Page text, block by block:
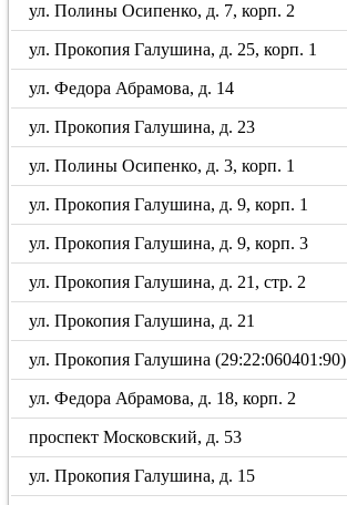
ул. Полины Осипенко, д. 7, корп. 2
ул. Прокопия Галушина, д. 25, корп. 1
ул. Федора Абрамова, д. 14
ул. Прокопия Галушина, д. 23
ул. Полины Осипенко, д. 3, корп. 1
ул. Прокопия Галушина, д. 9, корп. 1
ул. Прокопия Галушина, д. 9, корп. 3
ул. Прокопия Галушина, д. 21, стр. 2
ул. Прокопия Галушина, д. 21
ул. Прокопия Галушина (29:22:060401:90)
ул. Федора Абрамова, д. 18, корп. 2
проспект Московский, д. 53
ул. Прокопия Галушина, д. 15